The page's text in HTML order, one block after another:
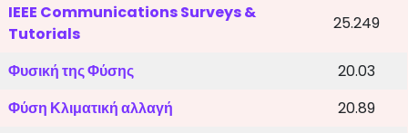
IEEE Communications Surveys &
Tutorials
25.249
Φυσική της Φύσης
20.03
Φύση Κλιματική αλλαγή
20.89